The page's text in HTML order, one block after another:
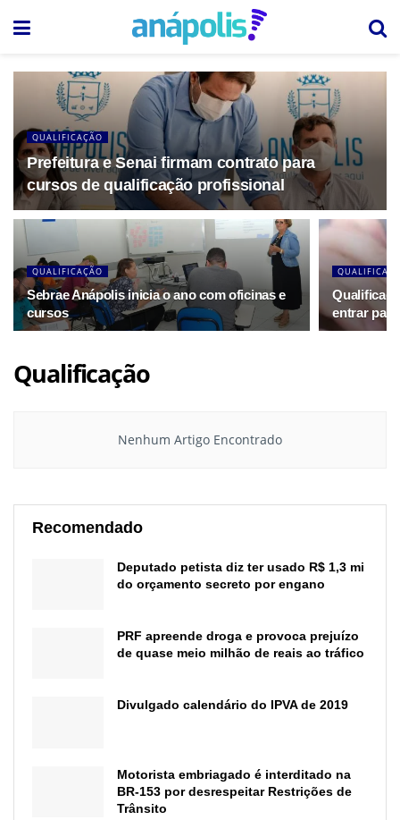
QUALIFICAÇÃO
Prefeitura e Senai firmam contrato para
cursos de qualificação profissional
QUALIFICAÇÃO
Sebrae Anápolis inicia o ano com oficinas e
cursos
entrar
Qualificação
Nenhum Artigo Encontrado
Recomendado
Deputado petista diz ter usado R$ 1,3 mi
do orçamento secreto por engano
PRF apreende droga e provoca prejuízo
de quase meio milhão de reais ao tráfico
Divulgado calendário do IPVA de 2019
Motorista embriagado é interditado na
BR-153 por desrespeitar Restrições de
Trânsito